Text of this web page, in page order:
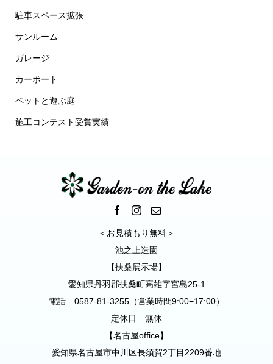
駐車スペース拡張
サンルーム
ガレージ
カーポート
ペットと遊ぶ庭
施工コンテスト受賞実績
＜お見積もり無料＞
池之上造園
【扶桑展示場】
愛知県丹羽郡扶桑町高雄字宮島25-1
電話 0587-81-3255（営業時間9:00−17:00）
定休日 無休
【名古屋office】
愛知県名古屋市中川区長須賀2丁目2209番地